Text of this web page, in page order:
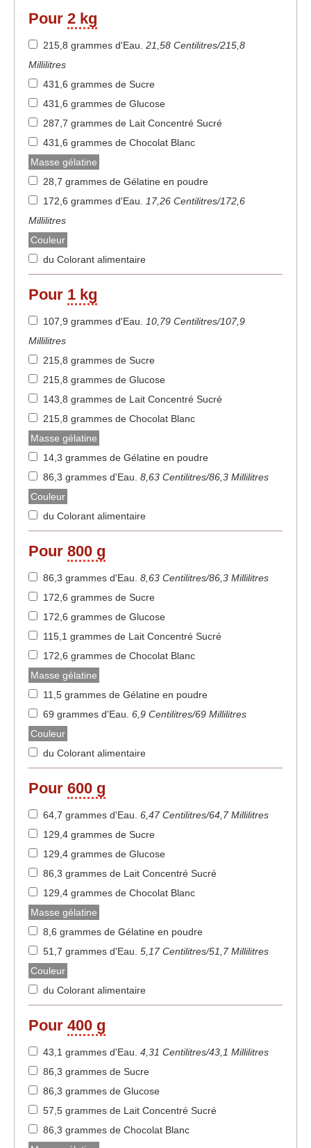
Pour 2 kg
215,8 grammes d'Eau 21,58 Centilitres/215,8
Millilitres
431,6 grammes de Sucre
431,6 grammes de Glucose
287,7 grammes de Lait Concentré Sucré
431,6 grammes de Chocolat Blanc
Masse gélatine
28,7 grammes de Gélatine en poudre
172,6 grammes d'Eau
17,26 Centilitres/172,6
Millilitres
Couleur
du Colorant alimentaire
Pour 1 kg
107,9 grammes d'Eau
10,79 Centilitres/107,9
Millilitres
215,8 grammes de Sucre
215,8 grammes de Glucose
143,8 grammes de Lait Concentré Sucré
215,8 grammes de Chocolat Blanc
Masse gélatine
14,3 grammes de Gélatine en poudre
86,3 grammes d'Eau 8,63 Centilitres/86,3 Millilitres
Couleur
du Colorant alimentaire
Pour 800 g
86,3 grammes d'Eau 8,63 Centilitres/86,3 Millilitres
172,6 grammes de Sucre
172,6 grammes de Glucose
115,1 grammes de Lait Concentré Sucré
172,6 grammes de Chocolat Blanc
Masse gélatine
11,5 grammes de Gélatine en poudre
69 grammes d'Eau 6,9 Centilitres/69 Millilitres
Couleur
du Colorant alimentaire
Pour 600 g
64,7 grammes d'Eau 6,47 Centilitres/64,7 Millilitres
129,4 grammes de Sucre
129,4 grammes de Glucose
86,3 grammes de Lait Concentré Sucré
129,4 grammes de Chocolat Blanc
Masse gélatine
8,6 grammes de Gélatine en poudre
51,7 grammes d'Eau 5,17 Centilitres/51,7 Millilitres
Couleur
du Colorant alimentaire
Pour 400 g
43,1 grammes d'Eau 4,31 Centilitres/43,1 Millilitres
86,3 grammes de Sucre
86,3 grammes de Glucose
57,5 grammes de Lait Concentré Sucré
86,3 grammes de Chocolat Blanc